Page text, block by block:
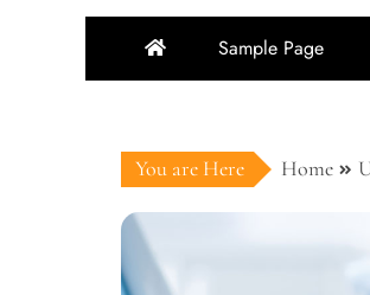
Sample Page
You are Here Home